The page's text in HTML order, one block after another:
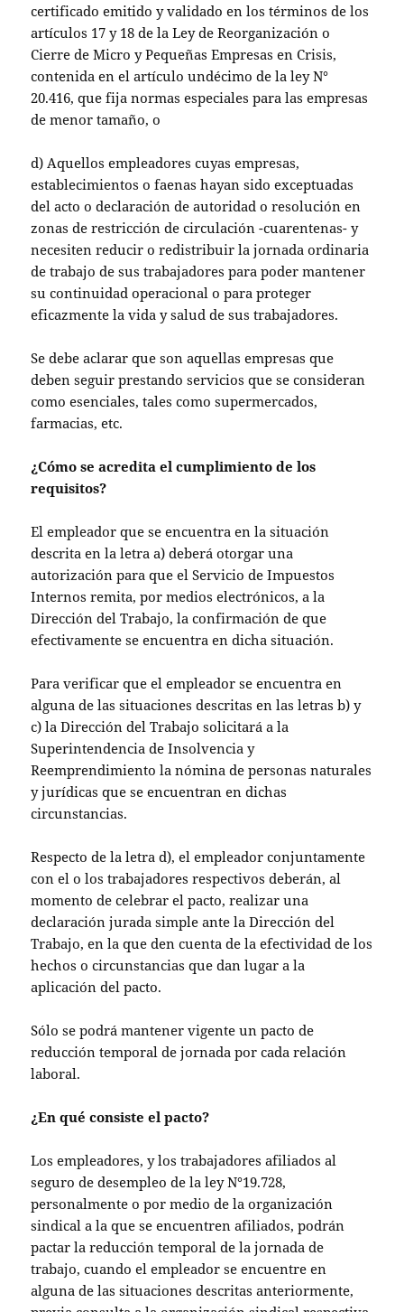
certificado emitido y validado en los términos de los
artículos 17 y 18 de la Ley de Reorganización o
Cierre de Micro y Pequeñas Empresas en Crisis,
contenida en el artículo undécimo de la ley N°
20.416, que fija normas especiales para las empresas
de menor tamaño, o
d) Aquellos empleadores cuyas empresas,
establecimientos o faenas hayan sido exceptuadas
del acto o declaración de autoridad o resolución en
zonas de restricción de circulación -cuarentenas- y
necesiten reducir o redistribuir la jornada ordinaria
de trabajo de sus trabajadores para poder mantener
su continuidad operacional o para proteger
eficazmente la vida y salud de sus trabajadores.
Se debe aclarar que son aquellas empresas que
deben seguir prestando servicios que se consideran
como esenciales, tales como supermercados,
farmacias, etc.
¿Cómo se acredita el cumplimiento de los
requisitos?
El empleador que se encuentra en la situación
descrita en la letra a) deberá otorgar una
autorización para que el Servicio de Impuestos
Internos remita, por medios electrónicos, a la
Dirección del Trabajo, la confirmación de que
efectivamente se encuentra en dicha situación.
Para verificar que el empleador se encuentra en
alguna de las situaciones descritas en las letras b) y
c) la Dirección del Trabajo solicitará a la
Superintendencia de Insolvencia y
Reemprendimiento la nómina de personas naturales
y jurídicas que se encuentran en dichas
circunstancias.
Respecto de la letra d), el empleador conjuntamente
con el o los trabajadores respectivos deberán, al
momento de celebrar el pacto, realizar una
declaración jurada simple ante la Dirección del
Trabajo, en la que den cuenta de la efectividad de los
hechos o circunstancias que dan lugar a la
aplicación del pacto.
Sólo se podrá mantener vigente un pacto de
reducción temporal de jornada por cada relación
laboral.
¿En qué consiste el pacto?
Los empleadores, y los trabajadores afiliados al
seguro de desempleo de la ley N°19.728,
personalmente o por medio de la organización
sindical a la que se encuentren afiliados, podrán
pactar la reducción temporal de la jornada de
trabajo, cuando el empleador se encuentre en
alguna de las situaciones descritas anteriormente,